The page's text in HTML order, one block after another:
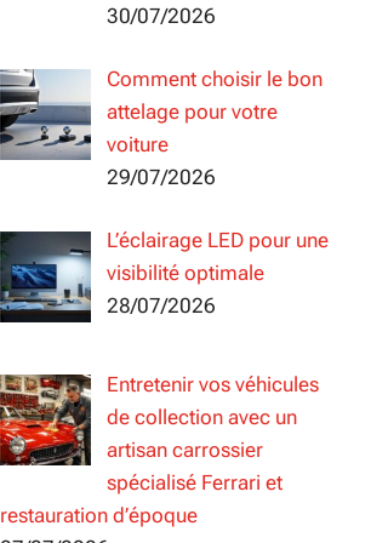
30/07/2026
Comment choisir le bon
attelage pour votre
voiture
29/07/2026
L’éclairage LED pour une
visibilité optimale
28/07/2026
Entretenir vos véhicules
de collection avec un
artisan carrossier
spécialisé Ferrari et
restauration d’époque